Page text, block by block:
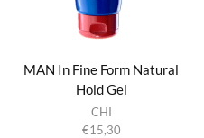
MAN In Fine Form Natural
Hold Gel
CHI
€15,30